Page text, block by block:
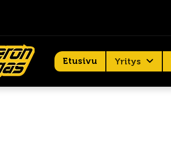
Etusivu Yritys